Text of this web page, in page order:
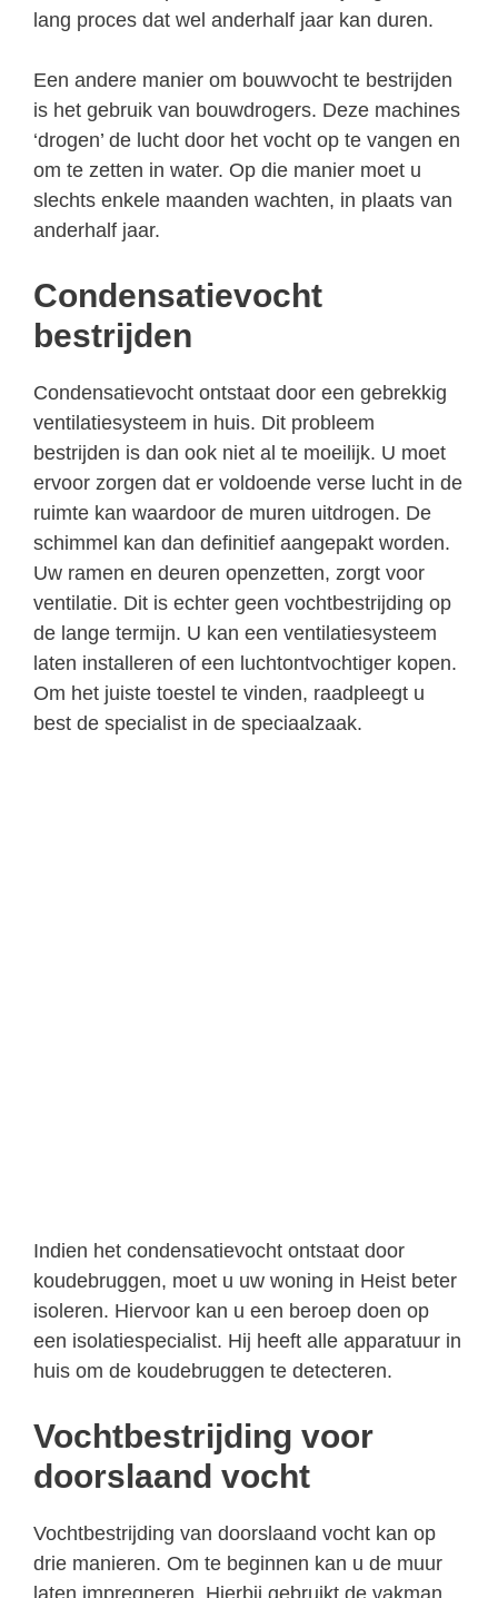
lang proces dat wel anderhalf jaar kan duren.
Een andere manier om bouwvocht te bestrijden
is het gebruik van bouwdrogers. Deze machines
‘drogen’ de lucht door het vocht op te vangen en
om te zetten in water. Op die manier moet u
slechts enkele maanden wachten, in plaats van
anderhalf jaar.
Condensatievocht
bestrijden
Condensatievocht ontstaat door een gebrekkig
ventilatiesysteem in huis. Dit probleem
bestrijden is dan ook niet al te moeilijk. U moet
ervoor zorgen dat er voldoende verse lucht in de
ruimte kan waardoor de muren uitdrogen. De
schimmel kan dan definitief aangepakt worden.
Uw ramen en deuren openzetten, zorgt voor
ventilatie. Dit is echter geen vochtbestrijding op
de lange termijn. U kan een ventilatiesysteem
laten installeren of een luchtontvochtiger kopen.
Om het juiste toestel te vinden, raadpleegt u
best de specialist in de speciaalzaak.
Indien het condensatievocht ontstaat door
koudebruggen, moet u uw woning in Heist beter
isoleren. Hiervoor kan u een beroep doen op
een isolatiespecialist. Hij heeft alle apparatuur in
huis om de koudebruggen te detecteren.
Vochtbestrijding voor
doorslaand vocht
Vochtbestrijding van doorslaand vocht kan op
drie manieren. Om te beginnen kan u de muur
laten impregneren. Hierbij gebruikt de vakman